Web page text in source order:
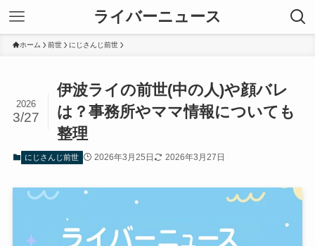
ライバーニュース
ホーム 前世 にじさんじ前世
伊波ライの前世(中の人)や顔バレ
は？事務所やママ情報についても
整理
2026
3/27
にじさんじ前世 2026年3月25日 2026年3月27日